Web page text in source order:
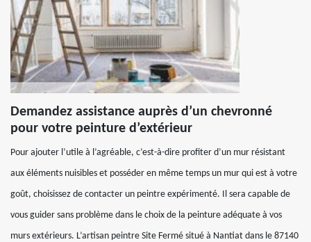
Demandez assistance auprès d’un chevronné
pour votre peinture d’extérieur
Pour ajouter l’utile à l’agréable, c’est-à-dire profiter d’un mur résistant
aux éléments nuisibles et posséder en même temps un mur qui est à votre
goût, choisissez de contacter un peintre expérimenté. Il sera capable de
vous guider sans problème dans le choix de la peinture adéquate à vos
murs extérieurs. L’artisan peintre Site Fermé situé à Nantiat dans le 87140